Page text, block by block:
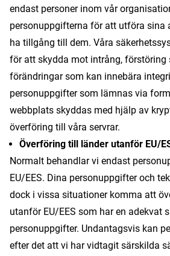
endast personer inom vår
personuppgifterna för att utföra sina
ha tillgång till dem. Våra
för att skydda mot intrång, förstöring
förändringar som kan innebära
personuppgifter som lämnas via
webbplats skyddas med hjälp av
överföring till våra servrar.
Överföring till länder utanför EU/
Normalt behandlar vi endast
EU/EES. Dina personuppgifter och
dock i vissa situationer komma att
utanför EU/EES som har en adekvat
personuppgifter. Undantagsvis kan
efter det att vi har vidtagit särskilda